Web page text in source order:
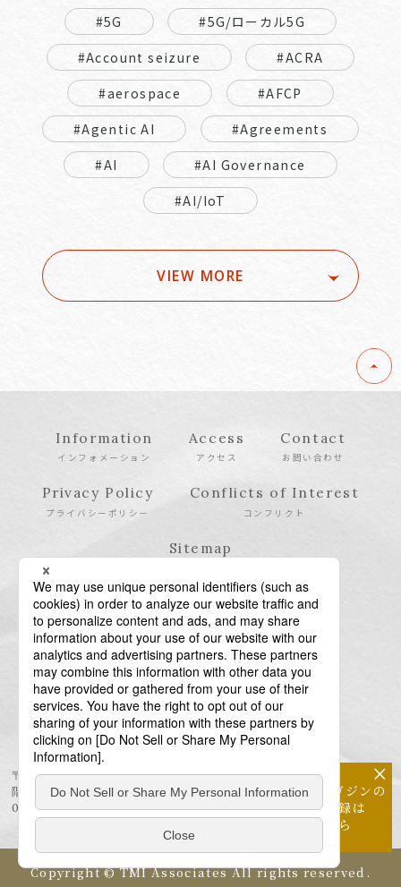
#5G
#5G/ローカル5G
#Account seizure
#ACRA
#aerospace
#AFCP
#Agentic AI
#Agreements
#AI
#AI Governance
#AI/IoT
VIEW MORE
Information
インフォメーション
Access
アクセス
Contact
お問い合わせ
Privacy Policy
プライバシーポリシー
Conflicts of Interest
コンフリクト
Sitemap
〒106-6123 東京都港区六本木6-10-1 六本木ヒルズ森タワー23
階
03-6438-5511（代表） / 03-6438-5611（特許・商標）
Copyright © TMI Associates All rights reserved.
×
メールマガジンの
配信登録は
こちら